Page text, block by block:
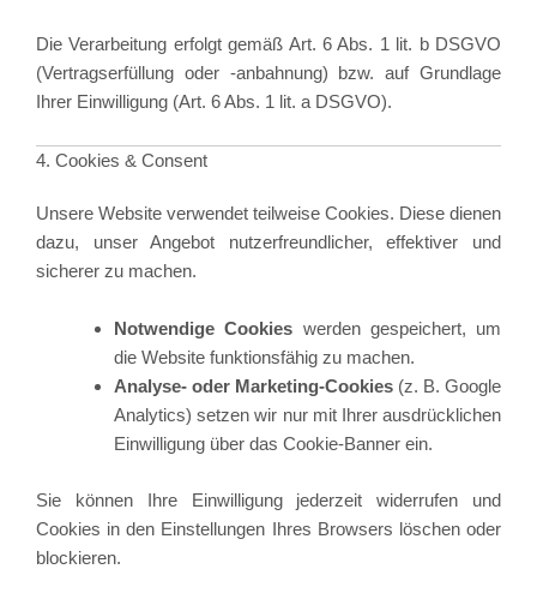
Die Verarbeitung erfolgt gemäß Art. 6 Abs. 1 lit. b DSGVO
(Vertragserfüllung oder -anbahnung) bzw. auf Grundlage
Ihrer Einwilligung (Art. 6 Abs. 1 lit. a DSGVO).
4. Cookies & Consent
Unsere Website verwendet teilweise Cookies. Diese dienen
dazu, unser Angebot nutzerfreundlicher, effektiver und
sicherer zu machen.
Notwendige Cookies werden gespeichert, um
die Website funktionsfähig zu machen.
Analyse- oder Marketing-Cookies (z. B. Google
Analytics) setzen wir nur mit Ihrer ausdrücklichen
Einwilligung über das Cookie-Banner ein.
Sie können Ihre Einwilligung jederzeit widerrufen und
Cookies in den Einstellungen Ihres Browsers löschen oder
blockieren.